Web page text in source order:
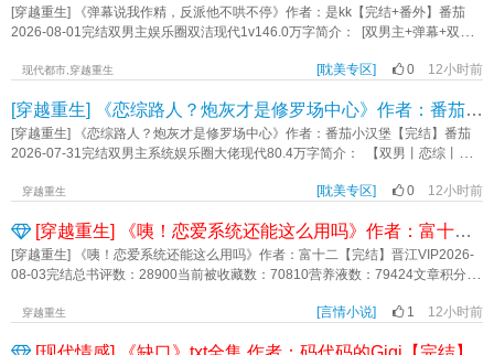
躺平了，每天什么都不干——就是躺着。 玄堇渊，书中的战力天花板，无上
剑尊，有一天他算到了自己的命定之人—— 前期:冷漠，疏离，一股子我不信
文靠咸鱼苟到最后》作者：觅寻繁星
[穿越重生] 《弹幕说我作精，反派他不哄不停》作者：是kk【完结+番外】番茄
2026-08-01完结双男主娱乐圈双洁现代1v146.0万字简介： [双男主+弹幕+双洁
一本不知名小说里鼎鼎有名的糊咖，不仅如此，他还是一个活不过三章马上就会
是选择主角攻还是反派。 就在江遇有些迷茫的时候，突然眼前出现了两条亮
眼的弹幕。 [小炮灰肯定是会选择他暗恋已久的主角攻吧，但他肯定想不到的
是，只要他选择了主角攻，等待他的结局就是喂鲨鱼。] [说句实话，选反派也
堡里强制爱了！] 江遇看着两条加粗的弹幕，眼睛瞬间亮成了金子的形状，我
哦，不对，是选择了反派。 江遇:老公，爱我你就绑了我。 秦
宥:？？？ 弹幕:？？？ —— 后来，江遇如愿以偿的站在了反派秦宥的
心尖尖上。 原本随便玩玩的工作也如同坐了火箭一般突飞猛进。 这一
呢。 江遇一脸无辜:这谁能想到呢，只是简单吃个瓜一不小心就混了个顶流当
现代都市,穿越重生 [耽美专区] 0 12小时前
[穿越重生] 《恋综路人？炮灰才是修罗场中心》作者：番茄小汉堡【完结】
[穿越重生] 《恋综路人？炮灰才是修罗场中心》作者：番茄小汉堡【完结】番茄
2026-07-31完结双男主系统娱乐圈大佬现代80.4万字简介： 【双男丨恋综丨漂
综节目，该节目以嘉宾们“夺妻修罗场、天龙人为爱低头”为卖点吸引了无数广大吃
风投大佬，柏深。 有矜贵高冷，蓝眸混血，小提琴钢琴样样精通，骑马击剑
开机甲的豪门贵公子，苏樾。 有潇洒风流，长相如同北欧神明般精致的小众
运动“星轨速降”运动员，艾斯塔。 有温润俊秀，知识渊博，进行着古地球文化
名漫画家...... 而时舟虽然长了张明媚漂亮的脸蛋，却将是恋综里不折不扣的边
穿越重生 [耽美专区] 0 12小时前
[穿越重生] 《咦！恋爱系统还能这么用吗》作者：富十二【完结】
[穿越重生] 《咦！恋爱系统还能这么用吗》作者：富十二【完结】晋江VIP2026-
08-03完结总书评数：28900当前被收藏数：70810营养液数：79424文章积分：
妹妹是抱错千金后，被一个外星系统给绑定了！此时她才知道自己穿成了一本霸
穿越重生 [言情小说] 1 12小时前